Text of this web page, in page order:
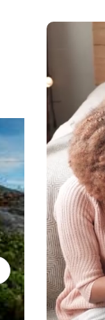
eingezäunte